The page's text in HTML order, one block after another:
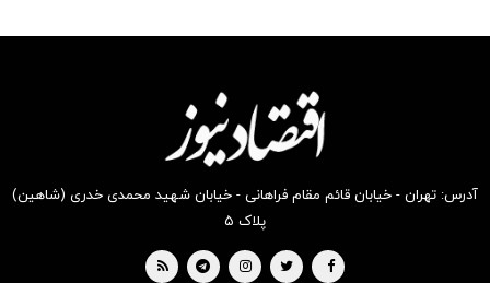
بخر !
بخر !
آدرس: تهران - خیابان قائم مقام فراهانی - خیابان شهید محمدی خدری (شاهین)
پلاک ۵